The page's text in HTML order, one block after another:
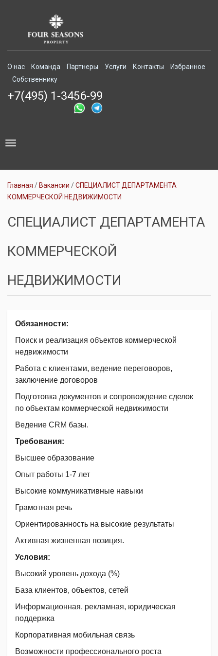
О нас Команда Партнеры Услуги Контакты
Избранное
Собственнику
+7(495) 1-3456-99
Toggle
Главная Вакансии
СПЕЦИАЛИСТ ДЕПАРТАМЕНТА
КОММЕРЧЕСКОЙ НЕДВИЖИМОСТИ
СПЕЦИАЛИСТ ДЕПАРТАМЕНТА
КОММЕРЧЕСКОЙ
НЕДВИЖИМОСТИ
Обязанности:
Поиск и реализация объектов коммерческой
недвижимости
Работа с клиентами, ведение переговоров,
заключение договоров
Подготовка документов и сопровождение сделок
по объектам коммерческой недвижимости
Ведение CRM базы.
Требования:
Высшее образование
Опыт работы 1-7 лет
Высокие коммуникативные навыки
Грамотная речь
Ориентированность на высокие результаты
Активная жизненная позиция.
Условия:
Высокий уровень дохода (%)
База клиентов, объектов, сетей
Информационная, рекламная, юридическая
поддержка
Корпоративная мобильная связь
Возможности профессионального роста